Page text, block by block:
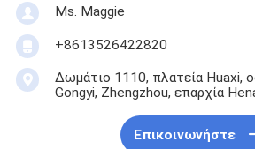
Ms. Maggie
+8613526422820
Δωμάτιο 1110, πλατεία Huaxi,
Gongyi, Zhengzhou, επαρχία
Επικοινωνήστε